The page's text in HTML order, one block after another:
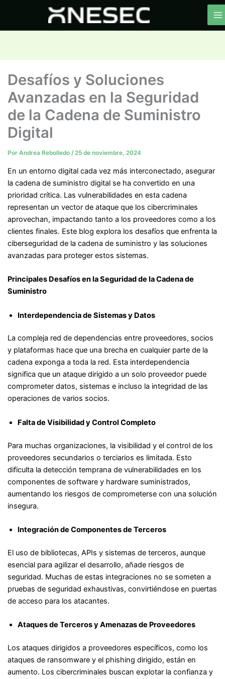
contenido
Desafíos y Soluciones
Avanzadas en la Seguridad
de la Cadena de Suministro
Digital
Por Andrea Rebolledo /25 de noviembre, 2024
En un entorno digital cada vez más interconectado, asegurar
la cadena de suministro digital se ha convertido en una
prioridad crítica. Las vulnerabilidades en esta cadena
representan un vector de ataque que los cibercriminales
aprovechan, impactando tanto a los proveedores como a los
clientes finales. Este blog explora los desafíos que enfrenta la
ciberseguridad de la cadena de suministro y las soluciones
avanzadas para proteger estos sistemas.
Principales Desafíos en la Seguridad de la Cadena de
Suministro
Interdependencia de Sistemas y Datos
La compleja red de dependencias entre proveedores, socios
y plataformas hace que una brecha en cualquier parte de la
cadena exponga a toda la red. Esta interdependencia
significa que un ataque dirigido a un solo proveedor puede
comprometer datos, sistemas e incluso la integridad de las
operaciones de varios socios.
Falta de Visibilidad y Control Completo
Para muchas organizaciones, la visibilidad y el control de los
proveedores secundarios o terciarios es limitada. Esto
dificulta la detección temprana de vulnerabilidades en los
componentes de software y hardware suministrados,
aumentando los riesgos de comprometerse con una solución
insegura.
Integración de Componentes de Terceros
El uso de bibliotecas, APIs y sistemas de terceros, aunque
esencial para agilizar el desarrollo, añade riesgos de
seguridad. Muchas de estas integraciones no se someten a
pruebas de seguridad exhaustivas, convirtiéndose en puertas
de acceso para los atacantes.
Ataques de Terceros y Amenazas de Proveedores
Los ataques dirigidos a proveedores específicos, como los
ataques de ransomware y el phishing dirigido, están en
aumento. Los cibercriminales buscan explotar la confianza y